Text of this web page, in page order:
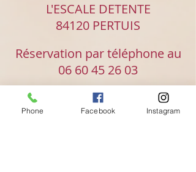
L'ESCALE DETENTE
84120 PERTUIS
Réservation par téléphone au
06 60 45 26 03
Siret884 461 138 00015 Code APE 9604Z
HORAIRES
Phone Facebook Instagram